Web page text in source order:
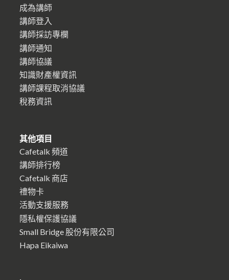
成為講師
講師登入
講師採訪專欄
講師通知
講師協議
知識財產權資訊
講師課程取消協議
稅務資訊
其他項目
Cafetalk 頻道
講師排行榜
Cafetalk 商店
禮物卡
活動支援服務
隱私權保護協議
Small Bridge 股份有限公司
Hapa Eikaiwa